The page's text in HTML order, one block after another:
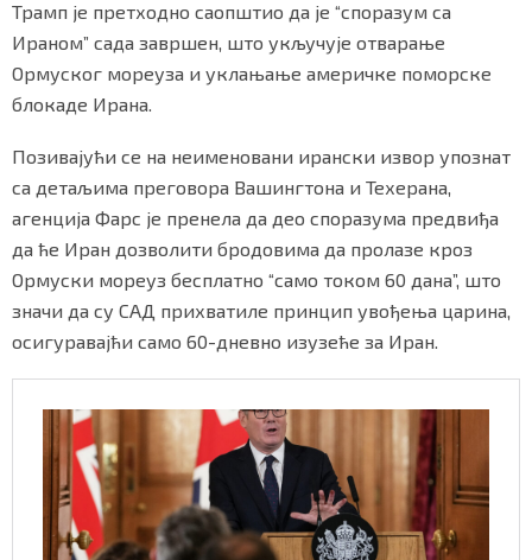
Трамп је претходно саопштио да је “споразум са
Ираном” сада завршен, што укључује отварање
Ормуског мореуза и уклањање америчке поморске
блокаде Ирана.
Позивајући се на неименовани ирански извор упознат
са детаљима преговора Вашингтона и Техерана,
агенција Фарс је пренела да део споразума предвиђа
да ће Иран дозволити бродовима да пролазе кроз
Ормуски мореуз бесплатно “само током 60 дана”, што
значи да су САД прихватиле принцип увођења царина,
осигуравајћи само 60-дневно изузеће за Иран.
ПРЕУЗМИТЕ НАШУ АПЛИКАЦИЈУ